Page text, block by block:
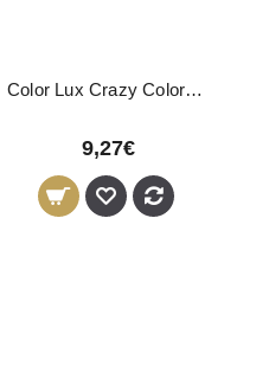
Color Lux Crazy Coloração Directa Amarelo 150ml
9,27€